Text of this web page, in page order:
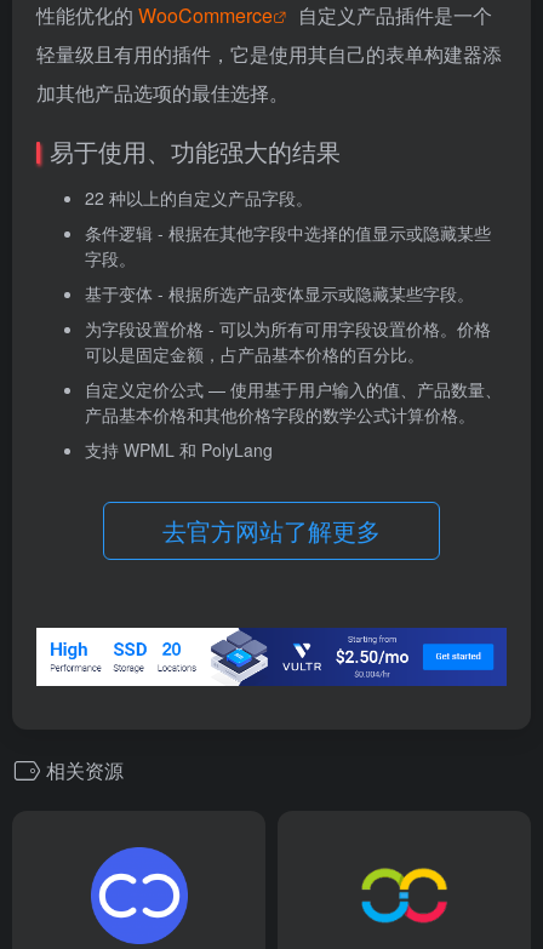
性能优化的 WooCommerce
自定义产品插件是一个
轻量级且有用的插件，它是使用其自己的表单构建器添
加其他产品选项的最佳选择。
易于使用、功能强大的结果
22 种以上的自定义产品字段。
条件逻辑 - 根据在其他字段中选择的值显示或隐藏某些
字段。
基于变体 - 根据所选产品变体显示或隐藏某些字段。
为字段设置价格 - 可以为所有可用字段设置价格。价格
可以是固定金额，占产品基本价格的百分比。
自定义定价公式 — 使用基于用户输入的值、产品数量、
产品基本价格和其他价格字段的数学公式计算价格。
支持 WPML 和 PolyLang
去官方网站了解更多
相关资源